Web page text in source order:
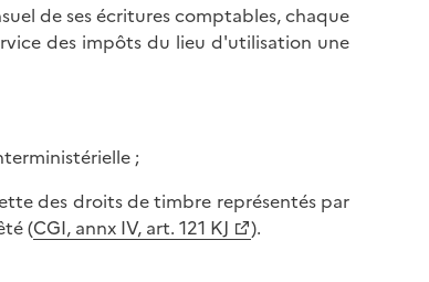
de ses écritures comptables, chaque
des impôts du lieu d'utilisation une
;
des droits de timbre représentés par
(CGI, annx IV, art. 121 KJ ).